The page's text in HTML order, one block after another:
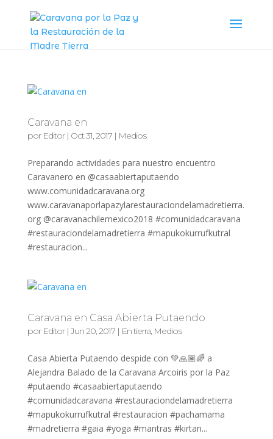
Caravana en
por Editor| Oct 31, 2017| Medios
Preparando actividades para nuestro encuentro
Caravanero en @casaabiertaputaendo
www.comunidadcaravana.org
www.caravanaporlapazylarestauraciondelamadretierra.
org @caravanachilemexico2018 #comunidadcaravana
#restauraciondelamadretierra #mapukokurrufkutral
#restauracion...
Caravana en Casa Abierta Putaendo
por Editor|Jun 20, 2017| En tierra, Medios
Casa Abierta Putaendo despide con 💚🙏🏽🌈 a
Alejandra Balado de la Caravana Arcoiris por la Paz
#putaendo #casaabiertaputaendo
#comunidadcaravana #restauraciondelamadretierra
#mapukokurrufkutral #restauracion #pachamama
#madretierra #gaia #yoga #mantras #kirtan...